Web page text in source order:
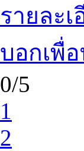
รายละเ
บอกเพื่
0/5
1
2